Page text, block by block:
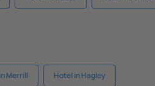
Merrill Hotel in Hagley